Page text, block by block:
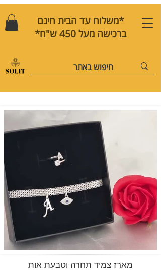
*משלוח עד הבית חינם
ברכישה מעל 450 ש"ח*
מארז צמיד תחרה וטבעת אות